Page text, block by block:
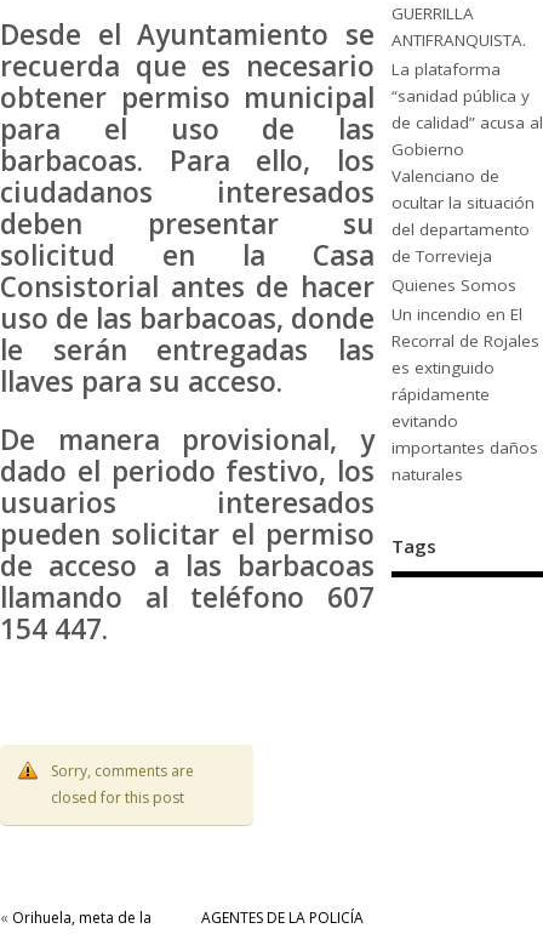
Desde el Ayuntamiento se
recuerda que es necesario
obtener permiso municipal
para el uso de las
barbacoas. Para ello, los
ciudadanos interesados
deben presentar su
solicitud en la Casa
Consistorial antes de hacer
uso de las barbacoas, donde
le serán entregadas las
llaves para su acceso.
De manera provisional, y
dado el periodo festivo, los
usuarios interesados
pueden solicitar el permiso
de acceso a las barbacoas
llamando al teléfono 607
154 447.
Sorry, comments are
closed for this post
« Orihuela, meta de la
AGENTES DE LA POLICÍA
GUERRILLA
ANTIFRANQUISTA.
La plataforma
“sanidad pública y
de calidad” acusa al
Gobierno
Valenciano de
ocultar la situación
del departamento
de Torrevieja
Quienes Somos
Un incendio en El
Recorral de Rojales
es extinguido
rápidamente
evitando
importantes daños
naturales
Tags